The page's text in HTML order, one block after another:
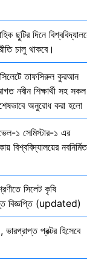
ছুটির দিনে
চালু থাকবে।
তাফসিরুল কুরআন
নবীন শিক্ষার্থী সহ সকল
অনুরোধ করা হলো
১ সেমিস্টার-১ এর
বিশ্ববিদ্যালয়ের নবনির্মিত
সিলেট কৃষি
বিজ্ঞপ্তি (updated)
প্রক্টর হিসেবে